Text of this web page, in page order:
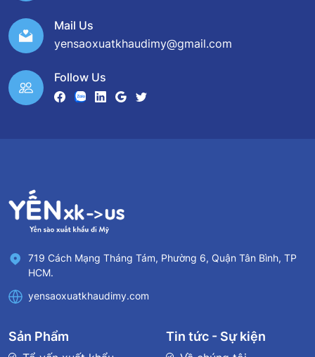
Mail Us
yensaoxuatkhaudimy@gmail.com
Follow Us
719 Cách Mạng Tháng Tám, Phường 6, Quận Tân Bình, TP
HCM.
yensaoxuatkhaudimy.com
Sản Phẩm Tin tức - Sự kiện